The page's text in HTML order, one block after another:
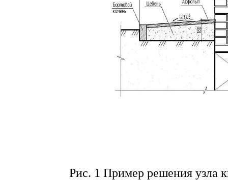
Рис. 1 Пример решения узла